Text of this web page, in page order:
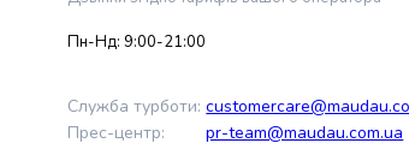
Пн-Нд: 9:00-21:00
Служба турботи:
Прес-центр:
pr-team@maudau.com.ua